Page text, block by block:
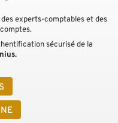
experts-comptables et des
sécurisé de la